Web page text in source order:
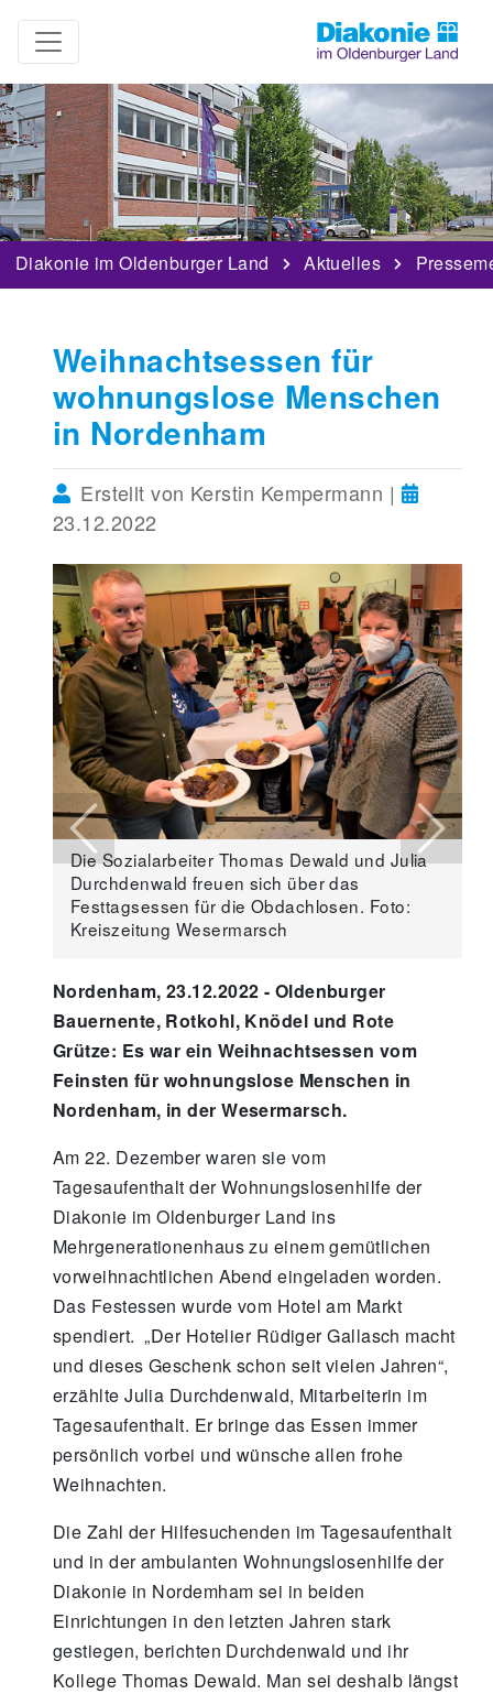
Diakonie im Oldenburger Land Aktuelles
Weihnachtsessen für
wohnungslose Menschen
in Nordenham
Erstellt von Kerstin Kempermann |
23.12.2022
Die Sozialarbeiter Thomas Dewald und Julia
Durchdenwald freuen sich über das
Festtagsessen für die Obdachlosen. Foto:
Kreiszeitung Wesermarsch
Previous Next
Nordenham, 23.12.2022 - Oldenburger
Bauernente, Rotkohl, Knödel und Rote
Grütze: Es war ein Weihnachtsessen vom
Feinsten für wohnungslose Menschen in
Nordenham, in der Wesermarsch.
Am 22. Dezember waren sie vom
Tagesaufenthalt der Wohnungslosenhilfe der
Diakonie im Oldenburger Land ins
Mehrgenerationenhaus zu einem gemütlichen
vorweihnachtlichen Abend eingeladen worden.
Das Festessen wurde vom Hotel am Markt
spendiert. „Der Hotelier Rüdiger Gallasch macht
und dieses Geschenk schon seit vielen Jahren“,
erzählte Julia Durchdenwald, Mitarbeiterin im
Tagesaufenthalt. Er bringe das Essen immer
persönlich vorbei und wünsche allen frohe
Weihnachten.
Die Zahl der Hilfesuchenden im Tagesaufenthalt
und in der ambulanten Wohnungslosenhilfe der
Diakonie in Nordemham sei in beiden
Einrichtungen in den letzten Jahren stark
gestiegen, berichten Durchdenwald und ihr
Kollege Thomas Dewald. Man sei deshalb längst